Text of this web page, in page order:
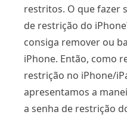
restritos. O que fazer
de restrição do
consiga remover ou
iPhone. Então, como
restrição no iPhone/
apresentamos a
a senha de restrição